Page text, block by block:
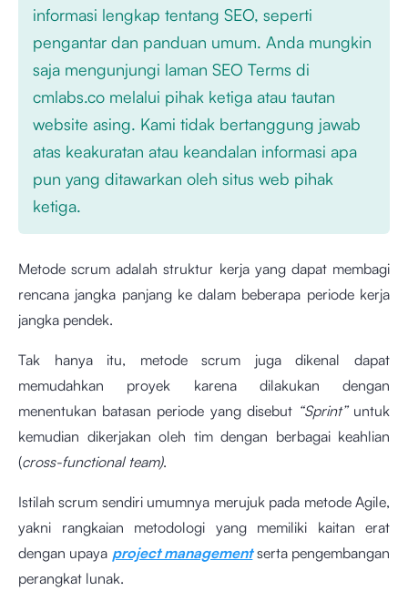
informasi lengkap tentang SEO, seperti
pengantar dan panduan umum. Anda mungkin
saja mengunjungi laman SEO Terms di
cmlabs.co melalui pihak ketiga atau tautan
website asing. Kami tidak bertanggung jawab
atas keakuratan atau keandalan informasi apa
pun yang ditawarkan oleh situs web pihak
ketiga.
Metode scrum adalah struktur kerja yang dapat membagi
rencana jangka panjang ke dalam beberapa periode kerja
jangka pendek.
Tak hanya itu, metode scrum juga dikenal dapat
memudahkan proyek karena dilakukan dengan
menentukan batasan periode yang disebut “Sprint”untuk
kemudian dikerjakan oleh tim dengan berbagai keahlian
(cross-functional team).
Istilah scrum sendiri umumnya merujuk pada metode Agile,
yakni rangkaian metodologi yang memiliki kaitan erat
dengan upaya project managementserta pengembangan
perangkat lunak.